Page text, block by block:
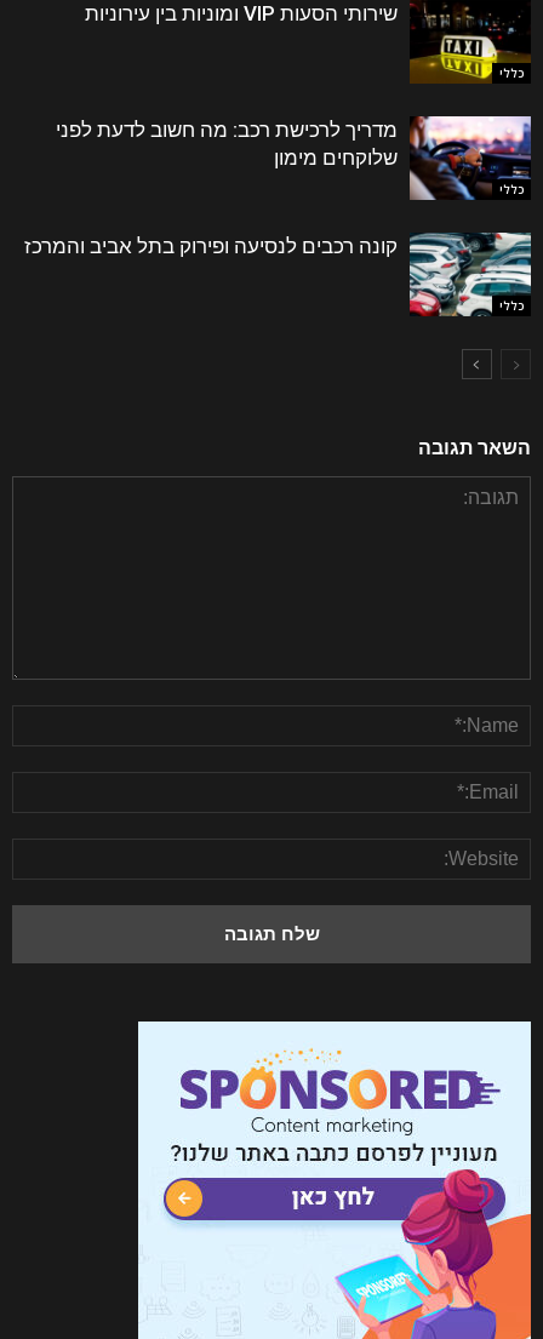
כללי
שירותי הסעות VIP ומוניות בין עירוניות
כללי
מדריך לרכישת רכב: מה חשוב לדעת לפני
שלוקחים מימון
כללי
קונה רכבים לנסיעה ופירוק בתל אביב והמרכז
השאר תגובה